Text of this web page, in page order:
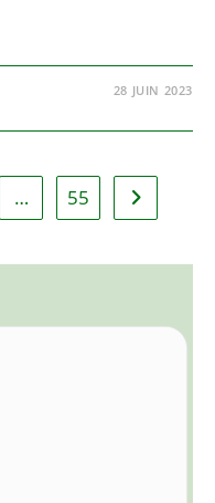
28 JUIN 2023
… 55 Aller à la